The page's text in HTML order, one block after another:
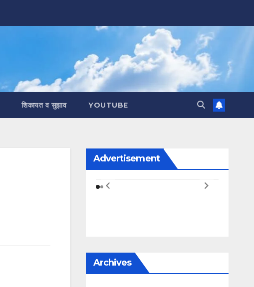
शिकायत व सुझाव YOUTUBE
Advertisement
Archives